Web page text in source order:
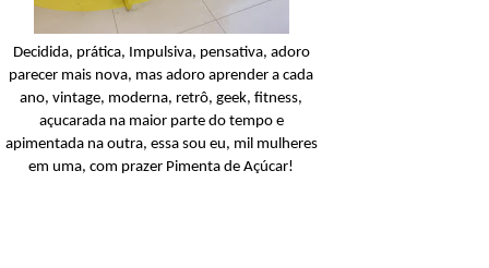
Decidida, prática, Impulsiva, pensativa, adoro
parecer mais nova, mas adoro aprender a cada
ano, vintage, moderna, retrô, geek, fitness,
açucarada na maior parte do tempo e
apimentada na outra, essa sou eu, mil mulheres
em uma, com prazer Pimenta de Açúcar!